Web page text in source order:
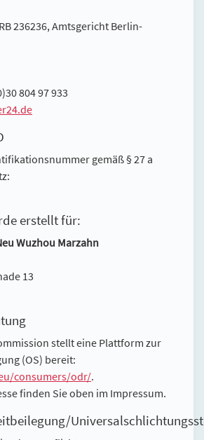
236236, Amtsgericht Berlin-
804 97 933
gemäß § 27 a
erstellt für:
Wuzhou Marzahn
13
stellt eine Plattform zur
(OS) bereit:
consumers/odr/.
finden Sie oben im Impressum.